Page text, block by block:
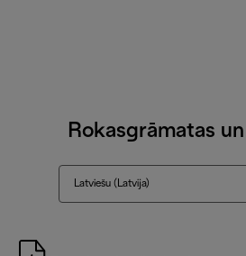
Rokasgrāmatas
Latviešu (Latvija)